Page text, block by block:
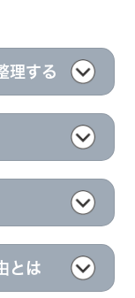
理する
とは